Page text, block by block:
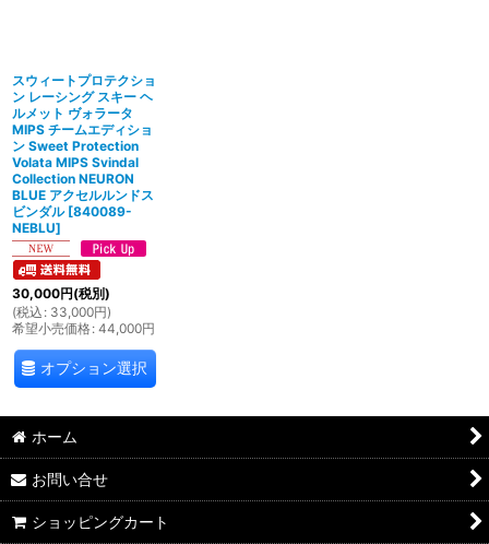
スウィートプロテクショ
ン レーシング スキー ヘ
ルメット ヴォラータ
MIPS チームエディショ
ン Sweet Protection
Volata MIPS Svindal
Collection NEURON
BLUE アクセルルンドス
ビンダル [840089-
NEBLU]
30,000円(税別)
(税込 : 33,000円)
希望小売価格: 44,000円
オプション選択
ホーム
お問い合せ
ショッピングカート